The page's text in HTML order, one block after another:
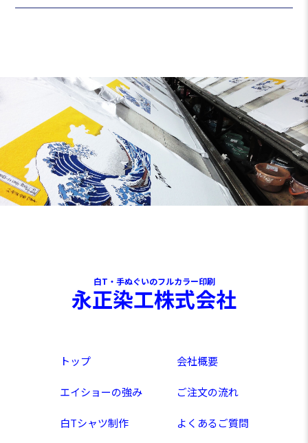
白T・手ぬぐいのフルカラー印刷
永正染工株式会社
トップ
エイショーの強み
白Tシャツ制作
会社概要
ご注文の流れ
よくあるご質問